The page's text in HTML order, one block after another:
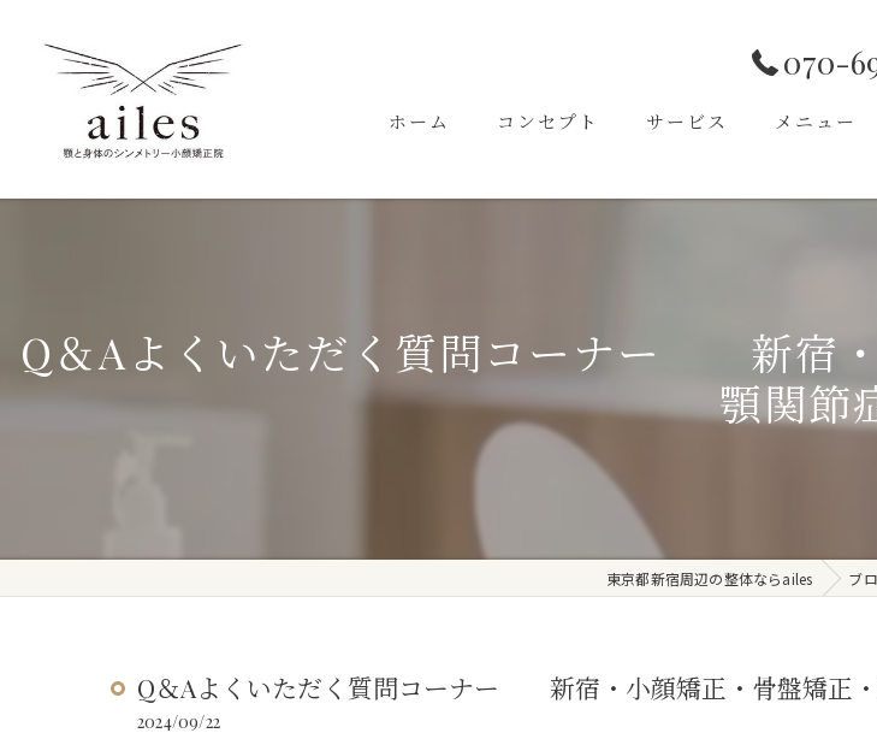
070-
ホーム コンセプト
代表あいさつ
サービス メニュー
Q＆Aよくいただく質問コーナー 新宿・
顎関節
東京都新宿周辺の整体ならailes ブ
Q＆Aよくいただく質問コーナー 新宿・小顔矯正・骨盤矯正
2024/09/22